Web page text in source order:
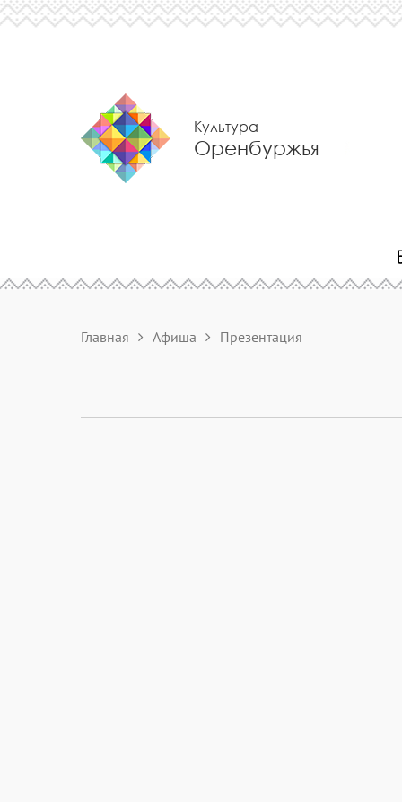
Культура
Оренбуржья
Главная Афиша Презентация